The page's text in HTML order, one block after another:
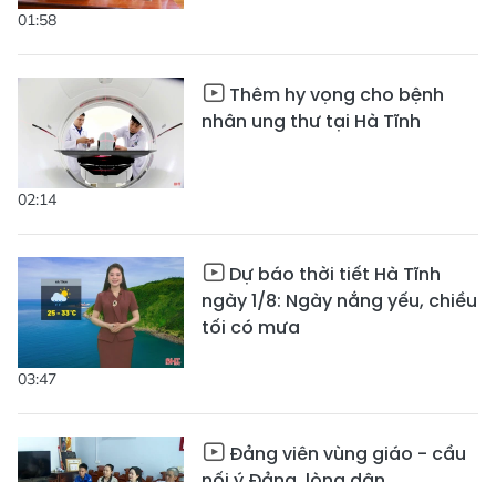
01:58
02:14
Thêm hy vọng cho bệnh
nhân ung thư tại Hà Tĩnh
03:47
Dự báo thời tiết Hà Tĩnh
ngày 1/8: Ngày nắng yếu, chiều
tối có mưa
Đảng viên vùng giáo - cầu